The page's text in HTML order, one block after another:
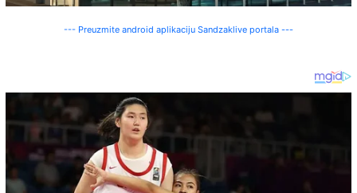
--- Preuzmite android aplikaciju Sandzaklive portala ---